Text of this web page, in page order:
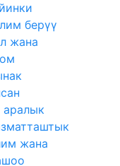
берүү
жана
аралык
жана